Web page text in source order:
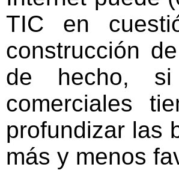
TIC en
construcción
de hecho,
comerciales
profundizar las
más y menos